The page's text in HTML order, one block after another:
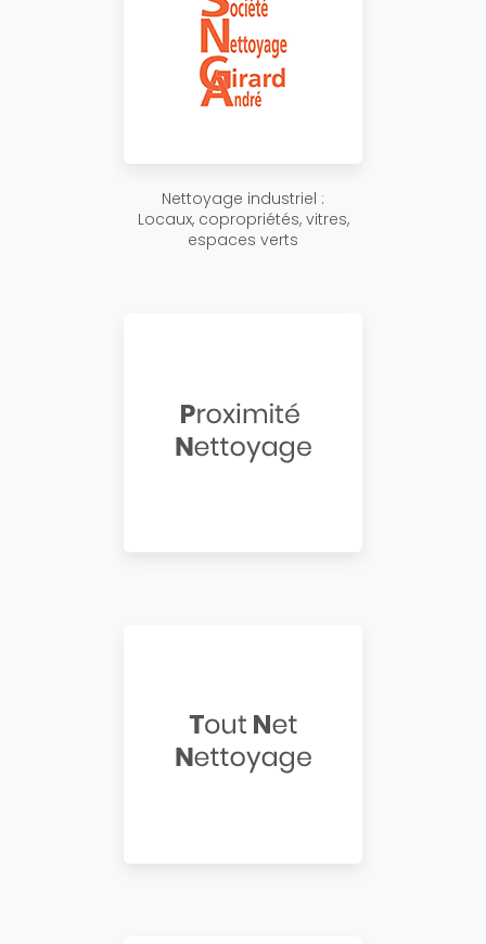
Nettoyage industriel :
Locaux, copropriétés, vitres,
espaces verts